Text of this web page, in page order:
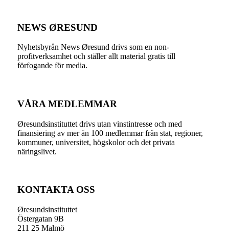
NEWS ØRESUND
Nyhetsbyrån News Øresund drivs som en non-
profitverksamhet och ställer allt material gratis till
förfogande för media.
VÅRA MEDLEMMAR
Øresundsinstituttet drivs utan vinst­intresse och med
finansiering av mer än 100 medlemmar från stat, regioner,
kommuner, universitet, högskolor och det privata
näringslivet.
KONTAKTA OSS
Øresundsinstituttet
Östergatan 9B
211 25 Malmö